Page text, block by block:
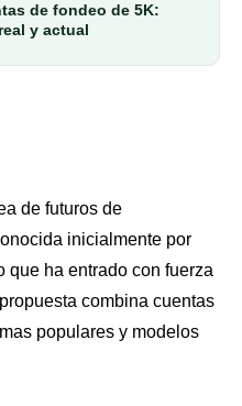
de fondeo de 5K:
y actual
de futuros de
inicialmente por
que ha entrado con fuerza
combina cuentas
populares y modelos